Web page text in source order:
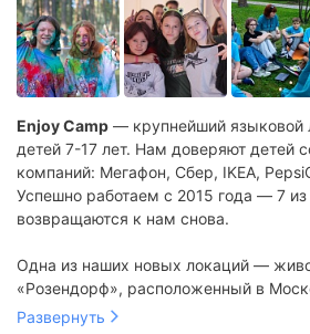
Enjoy Camp — крупнейший языковой
детей 7-17 лет. Нам доверяют детей
компаний: Мегафон, Сбер, IKEA,
Успешно работаем с 2015 года — 7 из
возвращаются к нам снова.
Одна из наших новых локаций —
«Розендорф», расположенный в
Здесь есть всё необходимое для
Развернуть